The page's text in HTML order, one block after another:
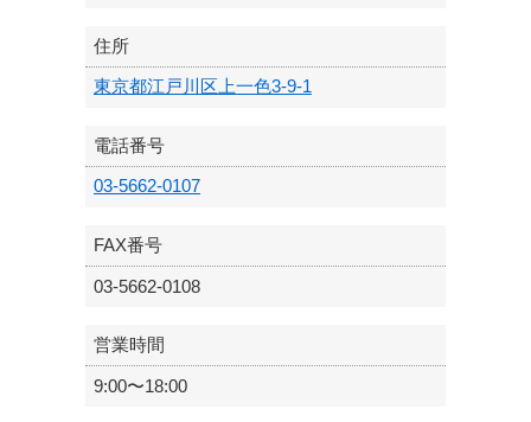
住所
東京都江戸川区上一色3-9-1
電話番号
03-5662-0107
FAX番号
03-5662-0108
営業時間
9:00〜18:00